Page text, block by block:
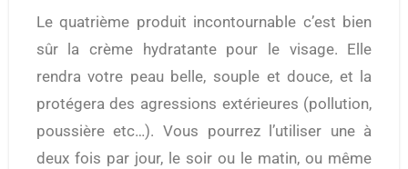
Le quatrième produit incontournable c’est bien
sûr la crème hydratante pour le visage. Elle
rendra votre peau belle, souple et douce, et la
protégera des agressions extérieures (pollution,
poussière etc…). Vous pourrez l’utiliser une à
deux fois par jour, le soir ou le matin, ou même